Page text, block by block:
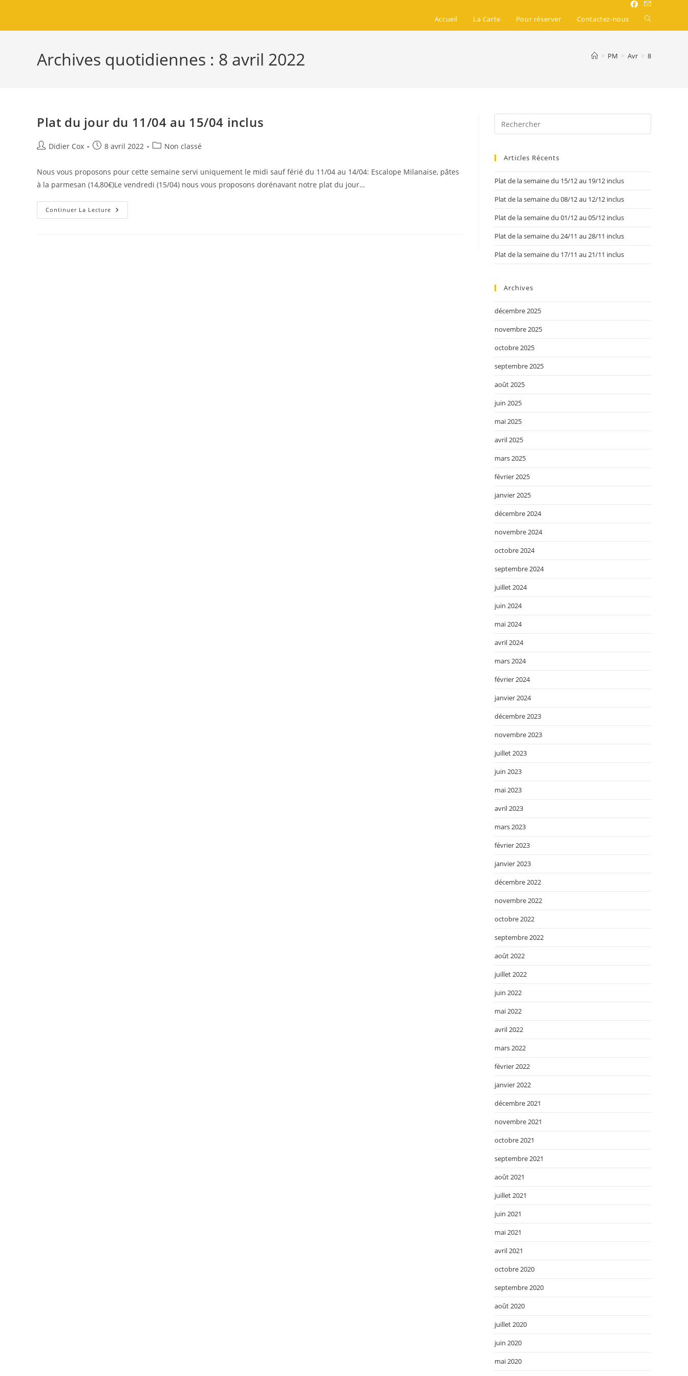
Accueil La Carte Pour réserver Contactez-nous
Archives quotidiennes : 8 avril 2022 > PM > Avr > 8
Plat du jour du 11/04 au 15/04 inclus
Didier Cox 8 avril 2022 Non classé
Nous vous proposons pour cette semaine servi uniquement le midi sauf férié du 11/04 au 14/04: Escalope Milanaise, pâtes
à la parmesan (14,80€)Le vendredi (15/04) nous vous proposons dorénavant notre plat du jour…
Continuer La Lecture
Articles Récents
Plat de la semaine du 15/12 au 19/12 inclus
Plat de la semaine du 08/12 au 12/12 inclus
Plat de la semaine du 01/12 au 05/12 inclus
Plat de la semaine du 24/11 au 28/11 inclus
Plat de la semaine du 17/11 au 21/11 inclus
Archives
décembre 2025
novembre 2025
octobre 2025
septembre 2025
août 2025
juin 2025
mai 2025
avril 2025
mars 2025
février 2025
janvier 2025
décembre 2024
novembre 2024
octobre 2024
septembre 2024
juillet 2024
juin 2024
mai 2024
avril 2024
mars 2024
février 2024
janvier 2024
décembre 2023
novembre 2023
juillet 2023
juin 2023
mai 2023
avril 2023
mars 2023
février 2023
janvier 2023
décembre 2022
novembre 2022
octobre 2022
septembre 2022
août 2022
juillet 2022
juin 2022
mai 2022
avril 2022
mars 2022
février 2022
janvier 2022
décembre 2021
novembre 2021
octobre 2021
septembre 2021
août 2021
juillet 2021
juin 2021
mai 2021
avril 2021
octobre 2020
septembre 2020
août 2020
juillet 2020
juin 2020
mai 2020